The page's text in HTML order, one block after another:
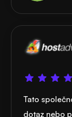
Tato
dotaz nebo